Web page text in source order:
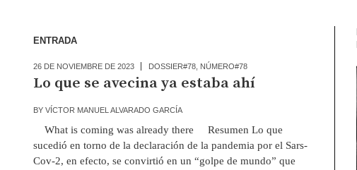
ENTRADA
26 DE NOVIEMBRE DE 2023 DOSSIER#78, NÚMERO#78
Lo que se avecina ya estaba ahí
BY VÍCTOR MANUEL ALVARADO GARCÍA
What is coming was already there Resumen Lo que
sucedió en torno de la declaración de la pandemia por el Sars-
Cov-2, en efecto, se convirtió en un “golpe de mundo” que